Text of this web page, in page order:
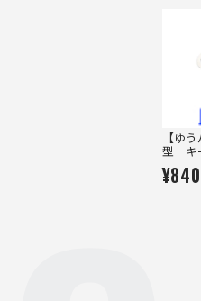
【ゆ
型 キ
¥840